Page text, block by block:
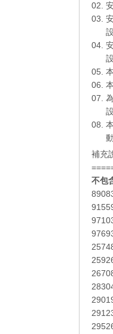
02.
03.
04.
05.
06.
07.
08.
補充
不包